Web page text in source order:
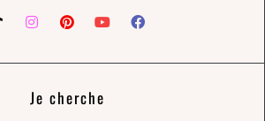
Je cherche